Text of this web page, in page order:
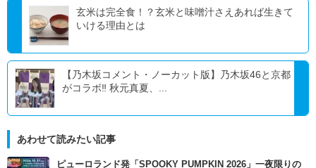
玄米は完全食！？玄米と味噌汁さえあれば生きて
いける理由とは
【乃木坂コメント・ノーカット版】乃木坂46と京都
がコラボ‼ 秋元真夏、...
あわせて読みたい記事
ピューロランド発「SPOOKY PUMPKIN 2026」一夜限りの